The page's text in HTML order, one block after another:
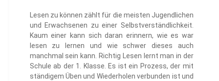
Lesen zu können zählt für die meisten Jugendlichen
und Erwachsenen zu einer Selbstverständlichkeit.
Kaum einer kann sich daran erinnern, wie es war
lesen zu lernen und wie schwer dieses auch
manchmal sein kann. Richtig Lesen lernt man in der
Schule ab der 1. Klasse. Es ist ein Prozess, der mit
ständigem Üben und Wiederholen verbunden ist und